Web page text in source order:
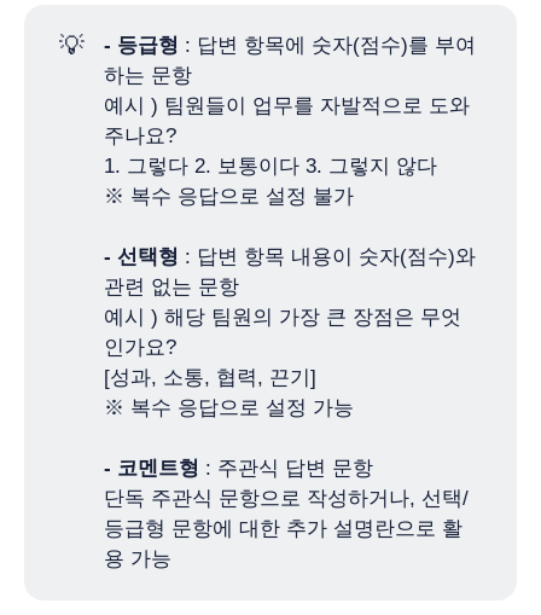
💡 - 등급형 : 답변 항목에 숫자(점수)를 부여
하는 문항
예시 ) 팀원들이 업무를 자발적으로 도와
주나요?
1. 그렇다 2. 보통이다 3. 그렇지 않다
※ 복수 응답으로 설정 불가
- 선택형 : 답변 항목 내용이 숫자(점수)와
관련 없는 문항
예시 ) 해당 팀원의 가장 큰 장점은 무엇
인가요?
[성과, 소통, 협력, 끈기]
※ 복수 응답으로 설정 가능
- 코멘트형 : 주관식 답변 문항
단독 주관식 문항으로 작성하거나, 선택/
등급형 문항에 대한 추가 설명란으로 활
용 가능